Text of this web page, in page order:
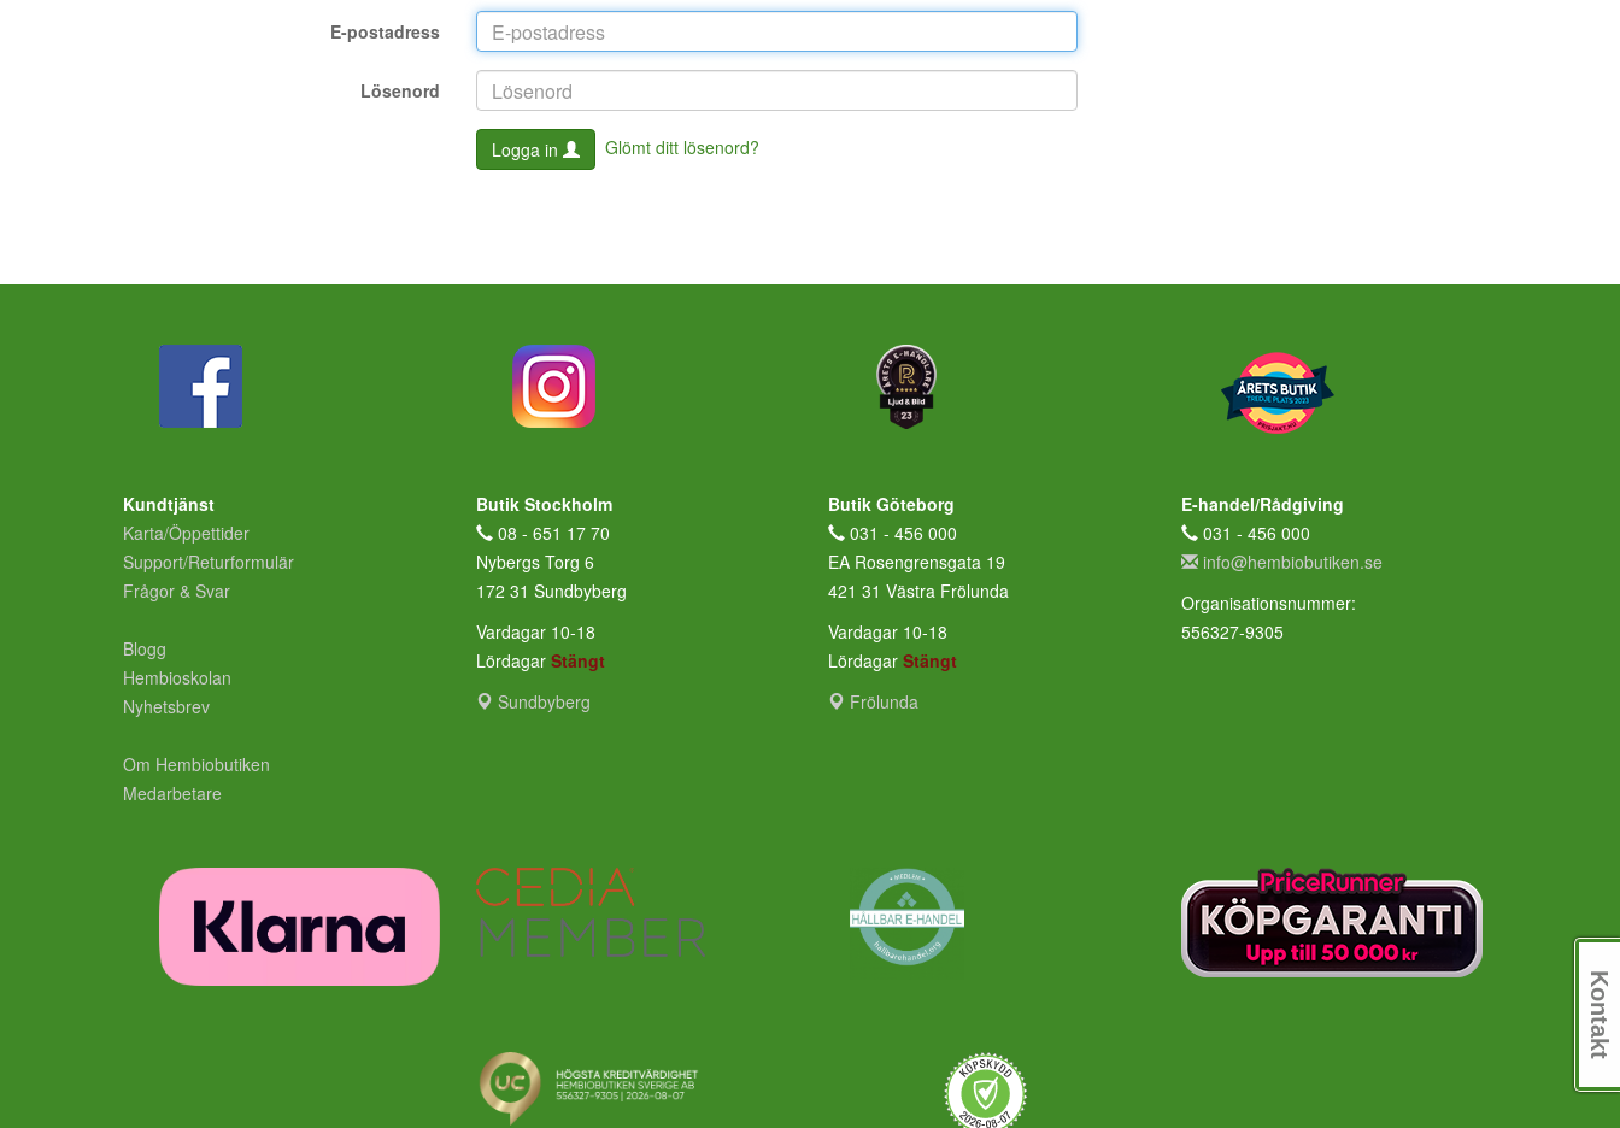
E-postadress
Lösenord
Logga in Glömt ditt lösenord?
Kundtjänst
Karta/Öppettider
Support/Returformulär
Frågor & Svar
Blogg
Hembioskolan
Nyhetsbrev
Om Hembiobutiken
Medarbetare
Butik Stockholm
08 - 651 17 70
Nybergs Torg 6
172 31 Sundbyberg
Vardagar 10-18
Lördagar Stängt
Sundbyberg
Butik Göteborg
031 - 456 000
EA Rosengrensgata 19
421 31 Västra Frölunda
Vardagar 10-18
Lördagar Stängt
Frölunda
E-handel/Rådgiving
031 - 456 000
info@hembiobutiken.se
Organisationsnummer:
556327-9305
Kontakt